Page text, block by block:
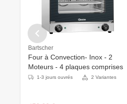
Bartscher
Four à Convection- Inox - 2
Moteurs - 4 plaques comprises
1-3 jours ouvrés 2 Variantes